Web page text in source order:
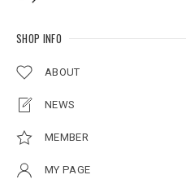
SHOP INFO
ABOUT
NEWS
MEMBER
MY PAGE
初めてのアシストデビューで